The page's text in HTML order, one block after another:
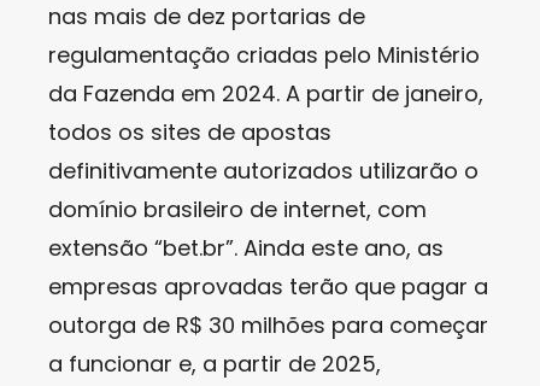
nas mais de dez portarias de
regulamentação criadas pelo Ministério
da Fazenda em 2024. A partir de janeiro,
todos os sites de apostas
definitivamente autorizados utilizarão o
domínio brasileiro de internet, com
extensão “bet.br”. Ainda este ano, as
empresas aprovadas terão que pagar a
outorga de R$ 30 milhões para começar
a funcionar e, a partir de 2025,